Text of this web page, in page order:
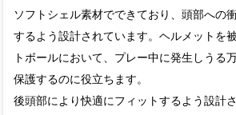
ソフトシェル素材でできており、頭部への
するよう設計されています。ヘルメットを
トボールにおいて、プレー中に発生しうる
保護するのに役立ちます。
後頭部により快適にフィットするよう設計